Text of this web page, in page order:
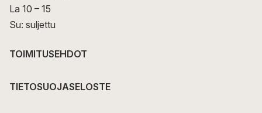
La 10 – 15
Su: suljettu
TOIMITUSEHDOT
TIETOSUOJASELOSTE